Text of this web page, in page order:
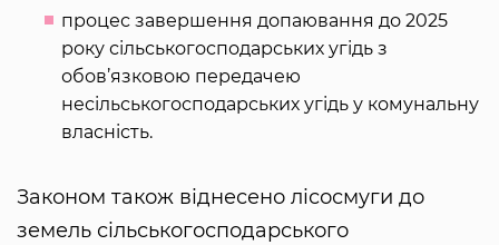
процес завершення допаювання до 2025
року сільськогосподарських угідь з
обов’язковою передачею
несільськогосподарських угідь у комунальну
власність.
Законом також віднесено лісосмуги до
земель сільськогосподарського